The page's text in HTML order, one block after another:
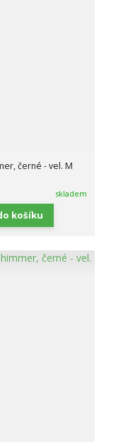
černé - vel. M
skladem
košíku